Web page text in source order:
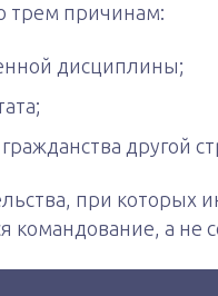
трем причинам:
дисциплины;
другой
при
командование, а не